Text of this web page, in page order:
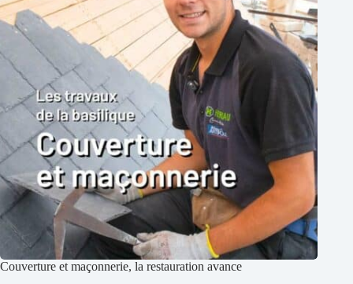
Couverture et maçonnerie, la restauration avance